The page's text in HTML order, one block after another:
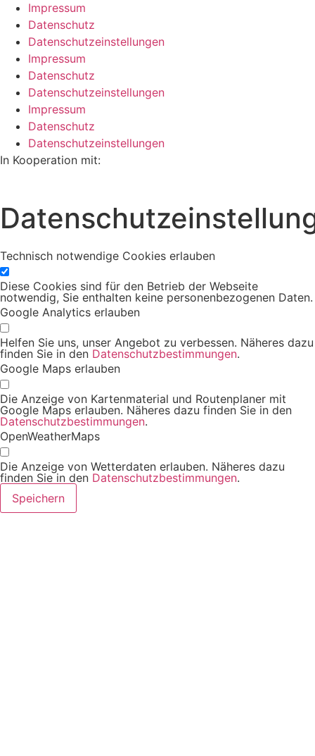
Impressum
Datenschutz
Datenschutzeinstellungen
Impressum
Datenschutz
Datenschutzeinstellungen
Impressum
Datenschutz
Datenschutzeinstellungen
In Kooperation mit:
Technisch notwendige Cookies erlauben
Diese Cookies sind für den Betrieb der Webseite
notwendig, Sie enthalten keine personenbezogenen Daten.
Google Analytics erlauben
Helfen Sie uns, unser Angebot zu verbessen. Näheres dazu
finden Sie in den Datenschutzbestimmungen.
Google Maps erlauben
Die Anzeige von Kartenmaterial und Routenplaner mit
Google Maps erlauben. Näheres dazu finden Sie in den
Datenschutzbestimmungen.
OpenWeatherMaps
Die Anzeige von Wetterdaten erlauben. Näheres dazu
finden Sie in den Datenschutzbestimmungen.
Speichern